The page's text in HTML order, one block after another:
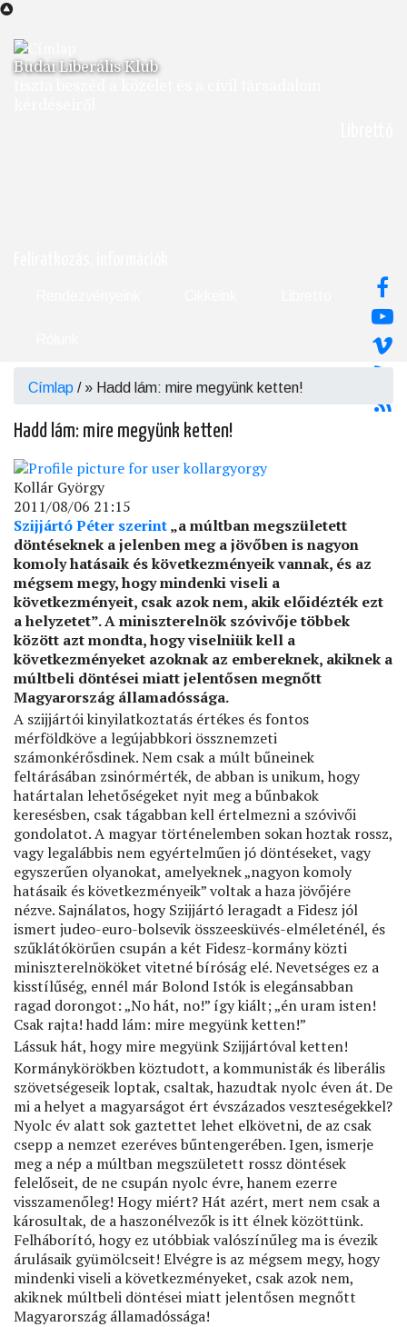
Ugrás
tartalomra
Budai Liberális Klub
Morzsa
Címlap / Hadd lám: mire megyünk ketten!
Hadd lám: mire megyünk ketten!
Kollár György
2011/08/06 21:15
Szijjártó Péter szerint„a múltban megszületett
döntéseknek a jelenben meg a jövőben is nagyon
komoly hatásaik és következményeik vannak, és az
mégsem megy, hogy mindenki viseli a
következményeit, csak azok nem, akik előidézték ezt
a helyzetet”. A miniszterelnök szóvivője többek
között azt mondta, hogy viselniük kell a
következményeket azoknak az embereknek, akiknek a
múltbeli döntései miatt jelentősen megnőtt
Magyarország államadóssága.
A szijjártói kinyilatkoztatás értékes és fontos
mérföldköve a legújabbkori össznemzeti
számonkérősdinek. Nem csak a múlt bűneinek
feltárásában zsinórmérték, de abban is unikum, hogy
határtalan lehetőségeket nyit meg a bűnbakok
keresésben, csak tágabban kell értelmezni a szóvivői
gondolatot. A magyar történelemben sokan hoztak rossz,
vagy legalábbis nem egyértelműen jó döntéseket, vagy
egyszerűen olyanokat, amelyeknek „nagyon komoly
hatásaik és következményeik” voltak a haza jövőjére
nézve. Sajnálatos, hogy Szijjártó leragadt a Fidesz jól
ismert judeo-euro-bolsevik összeesküvés-elméleténél, és
szűklátókörűen csupán a két Fidesz-kormány közti
miniszterelnököket vitetné bíróság elé. Nevetséges ez a
kisstílűség, ennél már Bolond Istók is elegánsabban
ragad dorongot: „No hát, no!” így kiált; „én uram isten!
Csak rajta! hadd lám: mire megyünk ketten!”
Lássuk hát, hogy mire megyünk Szijjártóval ketten!
Kormánykörökben köztudott, a kommunisták és liberális
szövetségeseik loptak, csaltak, hazudtak nyolc éven át. De
mi a helyet a magyarságot ért évszázados veszteségekkel?
Nyolc év alatt sok gaztettet lehet elkövetni, de az csak
csepp a nemzet ezeréves bűntengerében. Igen, ismerje
meg a nép a múltban megszületett rossz döntések
felelőseit, de ne csupán nyolc évre, hanem ezerre
visszamenőleg! Hogy miért? Hát azért, mert nem csak a
károsultak, de a haszonélvezők is itt élnek közöttünk.
Felháborító, hogy ez utóbbiak valószínűleg ma is évezik
árulásaik gyümölcseit! Elvégre is az mégsem megy, hogy
mindenki viseli a következményeket, csak azok nem,
akiknek múltbeli döntései miatt jelentősen megnőtt
Magyarország államadóssága!